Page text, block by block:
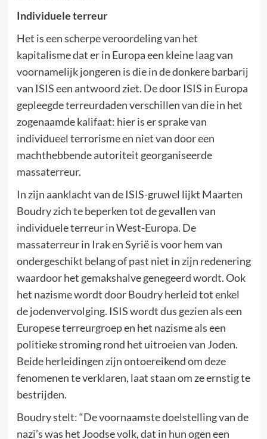
Individuele terreur
Het is een scherpe veroordeling van het
kapitalisme dat er in Europa een kleine laag van
voornamelijk jongeren is die in de donkere barbarij
van ISIS een antwoord ziet. De door ISIS in Europa
gepleegde terreurdaden verschillen van die in het
zogenaamde kalifaat: hier is er sprake van
individueel terrorisme en niet van door een
machthebbende autoriteit georganiseerde
massaterreur.
In zijn aanklacht van de ISIS-gruwel lijkt Maarten
Boudry zich te beperken tot de gevallen van
individuele terreur in West-Europa. De
massaterreur in Irak en Syrië is voor hem van
ondergeschikt belang of past niet in zijn redenering
waardoor het gemakshalve genegeerd wordt. Ook
het nazisme wordt door Boudry herleid tot enkel
de jodenvervolging. ISIS wordt dus gezien als een
Europese terreurgroep en het nazisme als een
politieke stroming rond het uitroeien van Joden.
Beide herleidingen zijn ontoereikend om deze
fenomenen te verklaren, laat staan om ze ernstig te
bestrijden.
Boudry stelt: “De voornaamste doelstelling van de
nazi’s was het Joodse volk, dat in hun ogen een